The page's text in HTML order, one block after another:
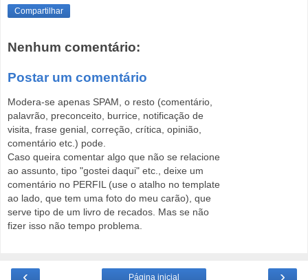
Compartilhar
Nenhum comentário:
Postar um comentário
Modera-se apenas SPAM, o resto (comentário,
palavrão, preconceito, burrice, notificação de
visita, frase genial, correção, crítica, opinião,
comentário etc.) pode.
Caso queira comentar algo que não se relacione
ao assunto, tipo "gostei daqui" etc., deixe um
comentário no PERFIL (use o atalho no template
ao lado, que tem uma foto do meu carão), que
serve tipo de um livro de recados. Mas se não
fizer isso não tempo problema.
‹ ›
Página inicial